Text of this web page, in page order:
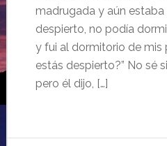
madrugada y aún
despierto, no podía
y fui al dormitorio de mis
estás despierto?” No sé
pero él dijo, […]